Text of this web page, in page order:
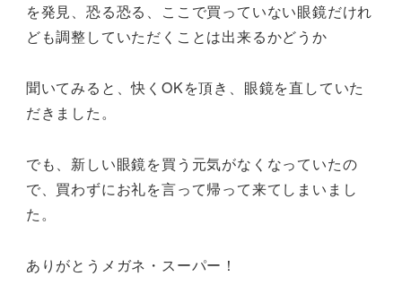
を発見、恐る恐る、ここで買っていない眼鏡だけれ
ども調整していただくことは出来るかどうか
聞いてみると、快くOKを頂き、眼鏡を直していた
だきました。
でも、新しい眼鏡を買う元気がなくなっていたの
で、買わずにお礼を言って帰って来てしまいまし
た。
ありがとうメガネ・スーパー！